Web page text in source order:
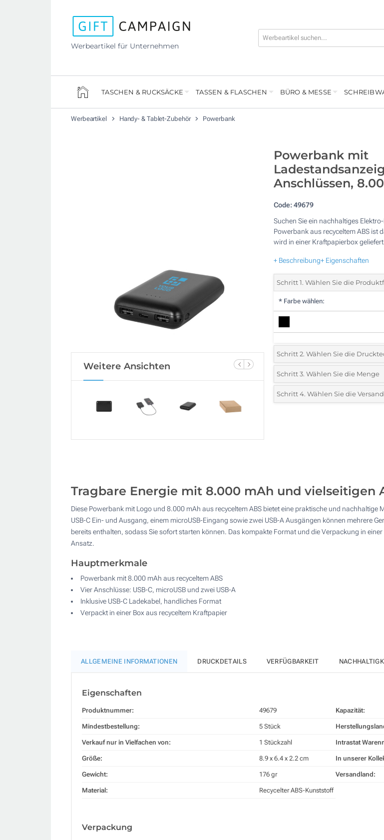
Werbeartikel für Unternehmen
TASCHEN & RUCKSÄCKE TASSEN & FLASCHEN BÜRO & MESSE
Werbeartikel Handy- & Tablet-Zubehör Powerbank
Weitere Ansichten
Powerbank mit
Anschlüssen,
Code:49679
Suchen Sie ein nachhaltiges
Powerbank aus recyceltem ABS ist
wird in einer Kraftpapierbox
+ Beschreibung+ Eigenschaften
Schritt 1. Wählen Sie die
* Farbe wählen:
Schritt 2. Wählen Sie die
*Wählen Sie die Druck- und
1 Farbig (Auf einer Seite)
Vollfarbdruck (Auf einer Seite)
Ohne Werbedruck
Schritt 3. Wählen Sie die Menge
*Bitte wählen Sie Ihre gewünschte
50
100
Andere Menge :
Schritt 4. Wählen Sie die
Tragbare Energie mit 8.000 mAh und vielseitigen
Diese Powerbank mit Logo und 8.000 mAh aus recyceltem ABS bietet eine praktische und
USB-C Ein- und Ausgang, einem microUSB-Eingang sowie zwei USB-A Ausgängen können mehrere
bereits enthalten, sodass Sie sofort starten können. Das kompakte Format und die Verpackung in
Ansatz.
Hauptmerkmale
Powerbank mit 8.000 mAh aus recyceltem ABS
Vier Anschlüsse: USB-C, microUSB und zwei USB-A
Inklusive USB-C Ladekabel, handliches Format
Verpackt in einer Box aus recyceltem Kraftpapier
ALLGEMEINE INFORMATIONEN DRUCKDETAILS VERFÜGBARKEIT
Eigenschaften
Produktnummer: 49679
Mindestbestellung: 5 Stück
Verkauf nur in Vielfachen von: 1 Stückzahl
Größe: 8.9 x 6.4 x 2.2 cm
Gewicht: 176 gr
Material: Recycelter ABS-Kunststoff
Kapazität:
Intrastat
In unserer
Versandland:
Verpackung